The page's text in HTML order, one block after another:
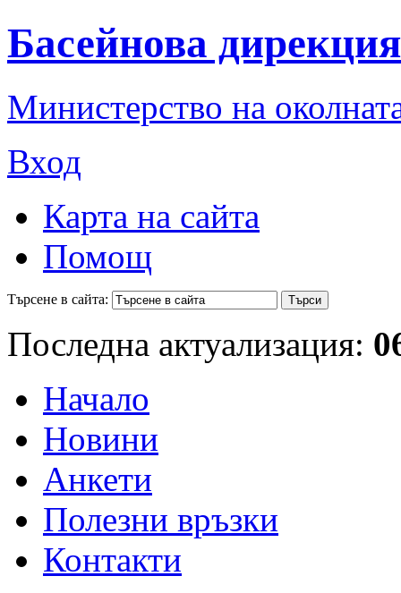
Басейнова
Министерство на
Вход
Карта на сайта
Помощ
Търсене в сайта:
Последна актуализация:
Начало
Новини
Анкети
Полезни връзки
Контакти